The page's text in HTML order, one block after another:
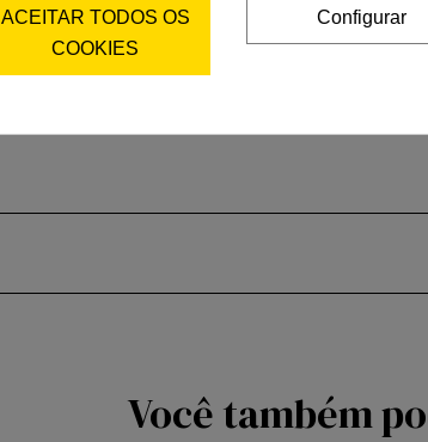
Você também
ACEITAR TODOS OS
COOKIES
Configurar